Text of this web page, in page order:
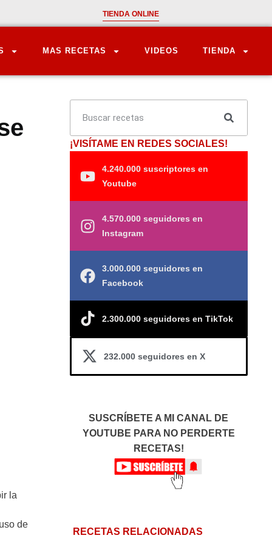
TIENDA ONLINE
MAS RECETAS VIDEOS TIENDA
la
de
¡VISÍTAME EN REDES SOCIALES!
4.240.000 suscriptores en
Youtube
4.570.000 seguidores en
Instagram
3.000.000 seguidores en
Facebook
2.300.000 seguidores en TikTok
232.000 seguidores en X
SUSCRÍBETE A MI CANAL DE
YOUTUBE PARA NO PERDERTE
RECETAS!
RECETAS RELACIONADAS